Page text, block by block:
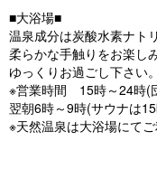
■大浴場■
温泉成分は炭酸水素ナト
柔らかな手触りをお楽し
ゆっくりお過ごし下さい。
※営業時間 15時～24時(
翌朝6時～9時(サウナは
※天然温泉は大浴場にてご